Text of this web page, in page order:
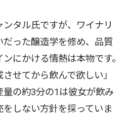
タル氏ですが、ワイナリ
った醸造学を修め、品質
にかける情熱は本物です。
せてから飲んで欲しい」
の約3分の1は彼女が飲み
しない方針を採っていま